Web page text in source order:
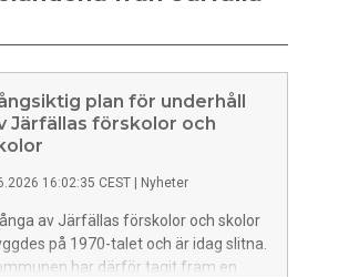
plan för underhåll
Järfällas förskolor och
16:02:35 CEST Nyheter
av Järfällas förskolor och skolor
på 1970-talet och är idag slitna.
har därför tagit fram en